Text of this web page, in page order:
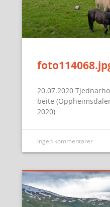
20.07.2020
beite
2020)
Ingen kommentarer